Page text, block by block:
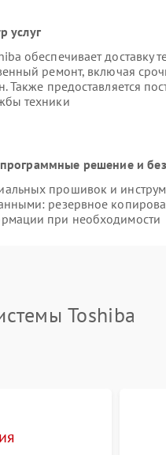
услуг
обеспечивает доставку
ремонт, включая
Также предоставляется
техники
решение и
прошивок и
резервное
при необходимости
Toshiba